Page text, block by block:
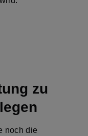
zu
noch die